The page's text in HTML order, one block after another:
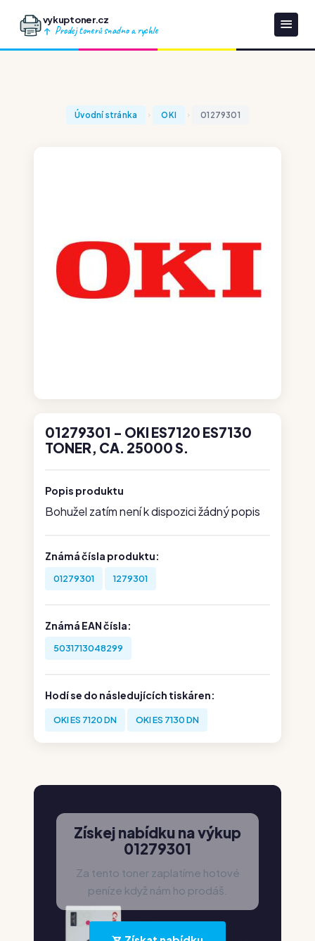
vykuptoner.cz
Prodej tonerů snadno a rychle
Úvodní stránka OKI 01279301
01279301 - OKI ES7120 ES7130
TONER, CA. 25000 S.
Popis produktu
Bohužel zatím není k dispozici žádný popis
Známá čísla produktu:
01279301 1279301
Známá EAN čísla:
5031713048299
Hodí se do následujících tiskáren:
OKI ES 7120 DN OKI ES 7130 DN
Získej nabídku na výkup
01279301
Za tento toner zaplatíme hotové
peníze když nám ho prodáš.